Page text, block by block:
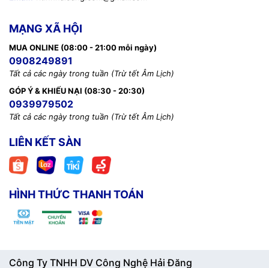
MẠNG XÃ HỘI
MUA ONLINE (08:00 - 21:00 mỗi ngày)
0908249891
Tất cả các ngày trong tuần (Trừ tết Âm Lịch)
GÓP Ý & KHIẾU NẠI (08:30 - 20:30)
0939979502
Tất cả các ngày trong tuần (Trừ tết Âm Lịch)
LIÊN KẾT SÀN
HÌNH THỨC THANH TOÁN
Công Ty TNHH DV Công Nghệ Hải Đăng